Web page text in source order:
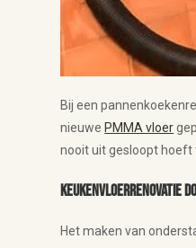
Bij een
nieuwe PMMA vloer
nooit uit gesloopt hoeft
Keukenvloerrenovatie
Het maken van